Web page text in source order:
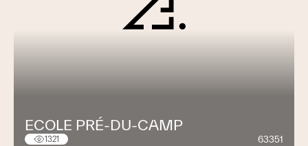
ECOLE PRÉ-DU-CAMP
1321 63351